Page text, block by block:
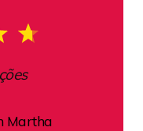
5
4
Stars
Martha